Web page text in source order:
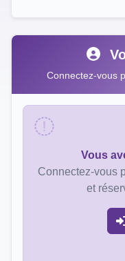
Connectez-vous
Vous
Connectez-vous
et